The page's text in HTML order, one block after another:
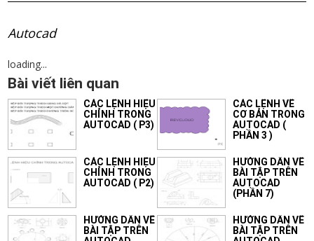
Autocad
loading...
Bài viết liên quan
CÁC LỆNH HIỆU
CHỈNH TRONG
AUTOCAD ( P3)
CÁC LỆNH VẼ
CƠ BẢN TRONG
AUTOCAD (
PHẦN 3 )
CÁC LỆNH HIỆU
CHỈNH TRONG
AUTOCAD ( P2)
HƯỚNG DẪN VẼ
BÀI TẬP TRÊN
AUTOCAD
(PHẦN 7)
HƯỚNG DẪN VẼ
BÀI TẬP TRÊN
HƯỚNG DẪN VẼ
BÀI TẬP TRÊN